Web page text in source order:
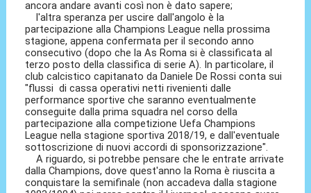
ancora andare avanti così non è dato sapere;
l'altra speranza per uscire dall'angolo è la
partecipazione alla Champions League nella prossima
stagione, appena confermata per il secondo anno
consecutivo (dopo che la As Roma si è classificata al
terzo posto della classifica di serie A). In particolare, il
club calcistico capitanato da Daniele De Rossi conta sui
"flussi di cassa operativi netti rivenienti dalle
performance sportive che saranno eventualmente
conseguite dalla prima squadra nel corso della
partecipazione alla competizione Uefa Champions
League nella stagione sportiva 2018/19, e dall'eventuale
sottoscrizione di nuovi accordi di sponsorizzazione".
A riguardo, si potrebbe pensare che le entrate arrivate
dalla Champions, dove quest'anno la Roma è riuscita a
conquistare la semifinale (non accadeva dalla stagione